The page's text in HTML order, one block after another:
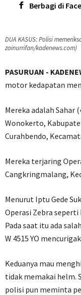
Berbagi di
DUA KASUS: Polisi
zainurrifan/kadenews.com)
PASURUAN -
motor kedapatan
Mereka adalah Sahar
Wonokerto,
Curahbendo,
Mereka terjaring
Cangkringmalang,
Menurut Iptu Gede
Operasi Zebra seperti
Pada saat itu ada
W 4515 YO
Keduanya mau
tidak memakai helm.
polisi pun meminta